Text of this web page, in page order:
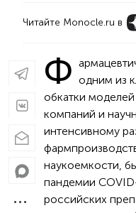
Читайте Monocle.ru в
Ф одним из
обкатки
компаний и
интенсивному
наукоемкости,
пандемии
российских